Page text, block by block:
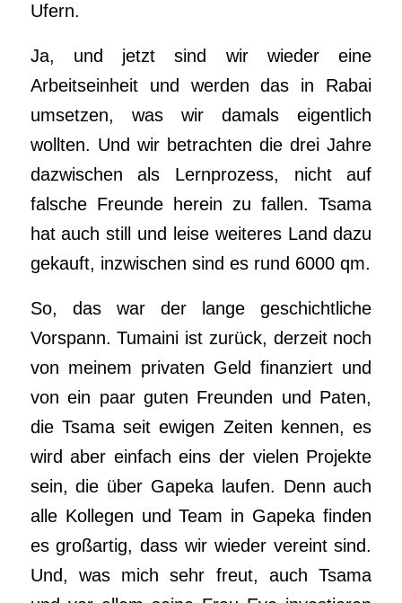
Ufern.
Ja, und jetzt sind wir wieder eine
Arbeitseinheit und werden das in Rabai
umsetzen, was wir damals eigentlich
wollten. Und wir betrachten die drei Jahre
dazwischen als Lernprozess, nicht auf
falsche Freunde herein zu fallen. Tsama
hat auch still und leise weiteres Land dazu
gekauft, inzwischen sind es rund 6000 qm.
So, das war der lange geschichtliche
Vorspann. Tumaini ist zurück, derzeit noch
von meinem privaten Geld finanziert und
von ein paar guten Freunden und Paten,
die Tsama seit ewigen Zeiten kennen, es
wird aber einfach eins der vielen Projekte
sein, die über Gapeka laufen. Denn auch
alle Kollegen und Team in Gapeka finden
es großartig, dass wir wieder vereint sind.
Und, was mich sehr freut, auch Tsama